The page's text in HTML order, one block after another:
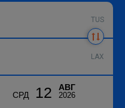
TUS
LAX
СРД 12 АВГ
2026